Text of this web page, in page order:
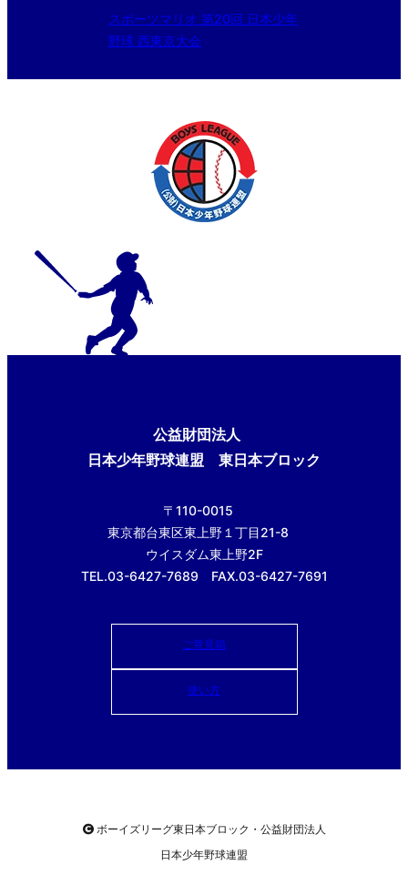
スポーツマリオ 第20回 日本少年
野球 西東京大会
公益財団法人
日本少年野球連盟 東日本ブロック
〒110-0015
東京都台東区東上野１丁目21-8
ウイスダム東上野2F
TEL.03-6427-7689 FAX.03-6427-7691
ご意見箱
使い方
ボーイズリーグ東日本ブロック・公益財団法人
日本少年野球連盟